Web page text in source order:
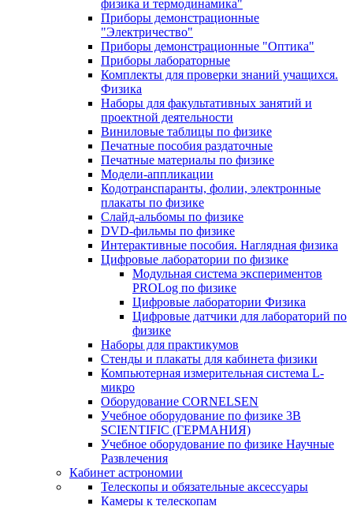
физика и термодинамика"
Приборы демонстрационные
"Электричество"
Приборы демонстрационные "Оптика"
Приборы лабораторные
Комплекты для проверки знаний учащихся.
Физика
Наборы для факультативных занятий и
проектной деятельности
Виниловые таблицы по физике
Печатные пособия раздаточные
Печатные материалы по физике
Модели-аппликации
Кодотранспаранты, фолии, электронные
плакаты по физике
Слайд-альбомы по физике
DVD-фильмы по физике
Интерактивные пособия. Наглядная физика
Цифровые лаборатории по физике
Модульная система экспериментов
PROLog по физике
Цифровые лаборатории Физика
Цифровые датчики для лабораторий по
физике
Наборы для практикумов
Стенды и плакаты для кабинета физики
Компьютерная измерительная система L-
микро
Оборудование CORNELSEN
Учебное оборудование по физике 3B
SCIENTIFIC (ГЕРМАНИЯ)
Учебное оборудование по физике Научные
Развлечения
Кабинет астрономии
Телескопы и обязательные аксессуары
Камеры к телескопам